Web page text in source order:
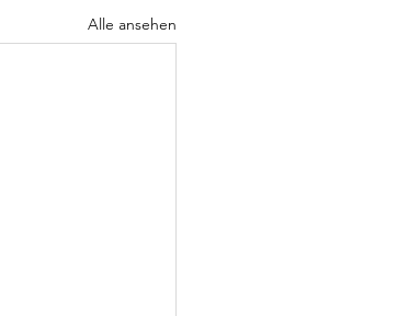
Alle ansehen